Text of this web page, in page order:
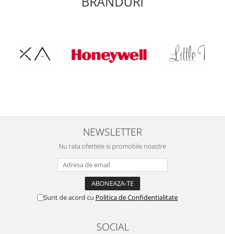
NEWSLETTER
Nu rata ofertele si promotiile noastre
Sunt de acord cu Politica de Confidentialitate
SOCIAL